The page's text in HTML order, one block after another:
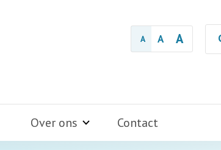
A A A
Over ons Contact